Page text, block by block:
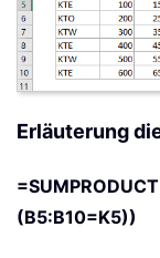
Erläuterung
(B5:B10=K5))